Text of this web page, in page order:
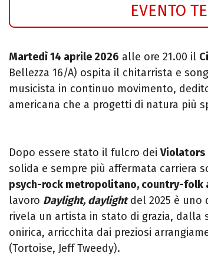
EVENTO
Martedì 14 aprile 2026 alle ore 21.00 il
Bellezza 16/A) ospita il chitarrista e
musicista in continuo movimento,
americana che a progetti di natura più
Dopo essere stato il fulcro dei Violators
solida e sempre più affermata carriera
psych-rock metropolitano, country-folk
lavoro Daylight, daylightdel 2025 è uno
rivela un artista in stato di grazia,
onirica, arricchita dai preziosi
(Tortoise, Jeff Tweedy).